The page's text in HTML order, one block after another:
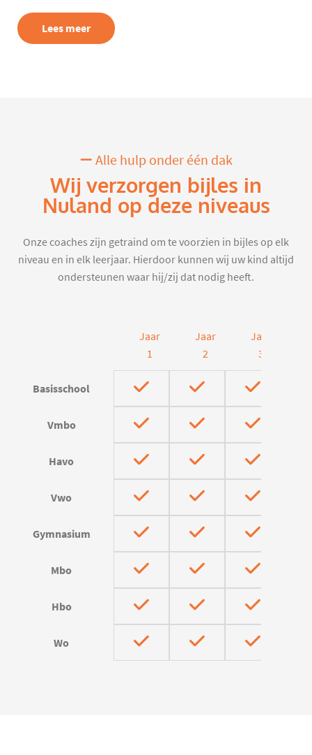
Lees meer
Alle hulp onder één dak
Wij verzorgen bijles in
Nuland op deze niveaus
Onze coaches zijn getraind om te voorzien in bijles op elk
niveau en in elk leerjaar. Hierdoor kunnen wij uw kind altijd
ondersteunen waar hij/zij dat nodig heeft.
Jaar
1
Jaar
2
Jaar
3
Basisschool
Vmbo
Havo
Vwo
Gymnasium
Mbo
Hbo
Wo